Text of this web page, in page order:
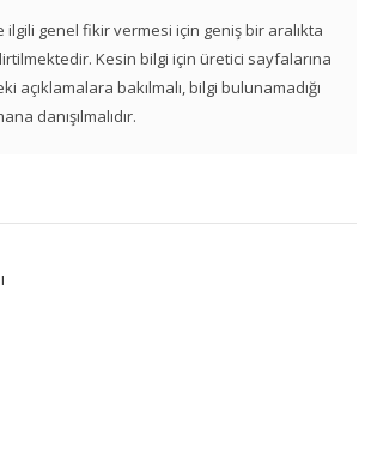
ilgili genel fikir vermesi için geniş bir aralıkta
Kesin bilgi için üretici sayfalarına
açıklamalara bakılmalı, bilgi bulunamadığı
danışılmalıdır.